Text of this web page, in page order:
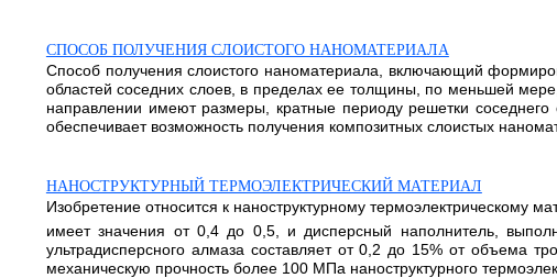
СПОСОБ ПОЛУЧЕНИЯ СЛОИСТОГО НАНОМАТЕРИАЛА
Способ получения слоистого наноматериала, включающий
областей соседних слоев, в пределах ее толщины, по меньшей
направлении имеют размеры, кратные периоду решетки
обеспечивает возможность получения композитных слоистых
НАНОСТРУКТУРНЫЙ ТЕРМОЭЛЕКТРИЧЕСКИЙ МАТЕРИАЛ
Изобретение относится к наноструктурному термоэлектрическому
имеет значения от 0,4 до 0,5, и дисперсный наполнитель,
ультрадисперсного алмаза составляет от 0,2 до 15% от объема
механическую прочность более 100 МПа наноструктурного